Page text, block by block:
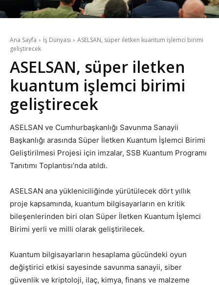
Ana Sayfa İş Dünyası
ASELSAN, süper iletken kuantum işlemci birimi
geliştirecek
ASELSAN, süper iletken
kuantum işlemci birimi
geliştirecek
ASELSAN ve Cumhurbaşkanlığı Savunma Sanayii
Başkanlığı arasında Süper İletken Kuantum İşlemci Birimi
Geliştirilmesi Projesi için imzalar, SSB Kuantum Programı
Tanıtımı Toplantısı’nda atıldı.
ASELSAN ana yükleniciliğinde yürütülecek dört yıllık
proje kapsamında, kuantum bilgisayarların en kritik
bileşenlerinden biri olan Süper İletken Kuantum İşlemci
Birimi yerli ve milli olarak geliştirilecek.
Kuantum bilgisayarların hesaplama gücündeki oyun
değiştirici etkisi sayesinde savunma sanayii, siber
güvenlik ve kriptoloji, ilaç, kimya, finans ve malzeme